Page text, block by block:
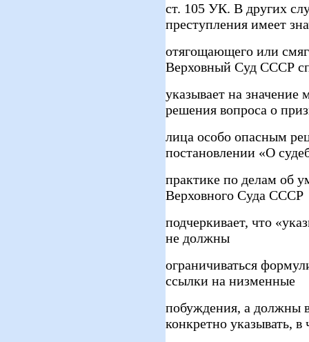
ст. 105 УК. В других
преступления имеет
отягощающего или
Верховный Суд СССР
указывает на значение
решения вопроса о
лица особо опасным
постановлении «О
практике по делам об
Верховного Суда СССР
подчеркивает, что
не должны
ограничиваться
ссылки на низменные
побуждения, а должны
конкретно указывать, в